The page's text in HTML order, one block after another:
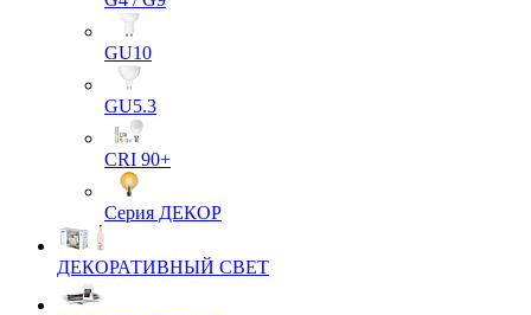
GU10
GU5.3
CRI 90+
Серия ДЕКОР
ДЕКОРАТИВНЫЙ СВЕТ